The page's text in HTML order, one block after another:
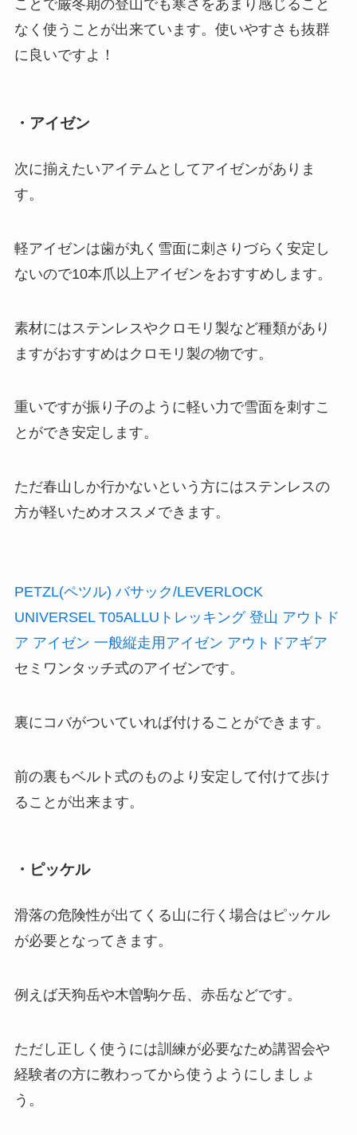
ことで厳冬期の登山でも寒さをあまり感じること
なく使うことが出来ています。使いやすさも抜群
に良いですよ！
・アイゼン
次に揃えたいアイテムとしてアイゼンがありま
す。
軽アイゼンは歯が丸く雪面に刺さりづらく安定し
ないので10本爪以上アイゼンをおすすめします。
素材にはステンレスやクロモリ製など種類があり
ますがおすすめはクロモリ製の物です。
重いですが振り子のように軽い力で雪面を刺すこ
とができ安定します。
ただ春山しか行かないという方にはステンレスの
方が軽いためオススメできます。
PETZL(ペツル) バサック/LEVERLOCK
UNIVERSEL T05ALLUトレッキング 登山 アウトド
ア アイゼン 一般縦走用アイゼン アウトドアギア
セミワンタッチ式のアイゼンです。
裏にコバがついていれば付けることができます。
前の裏もベルト式のものより安定して付けて歩け
ることが出来ます。
・ピッケル
滑落の危険性が出てくる山に行く場合はピッケル
が必要となってきます。
例えば天狗岳や木曽駒ケ岳、赤岳などです。
ただし正しく使うには訓練が必要なため講習会や
経験者の方に教わってから使うようにしましょ
う。